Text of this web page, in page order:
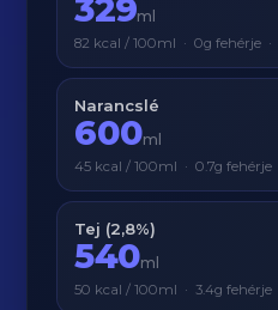
329ml
82 kcal / 100ml · 0g fehérje ·
Narancslé
600ml
45 kcal / 100ml · 0.7g fehérje
Tej (2,8%)
540ml
50 kcal / 100ml · 3.4g fehérje